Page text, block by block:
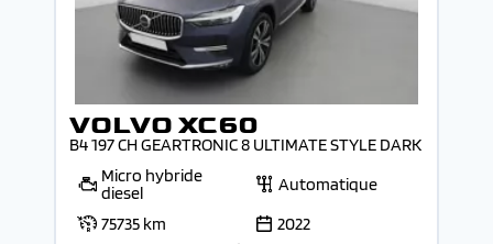
VOLVO XC60
B4 197 CH GEARTRONIC 8 ULTIMATE STYLE DARK
Micro hybride
diesel
Automatique
75735 km
2022